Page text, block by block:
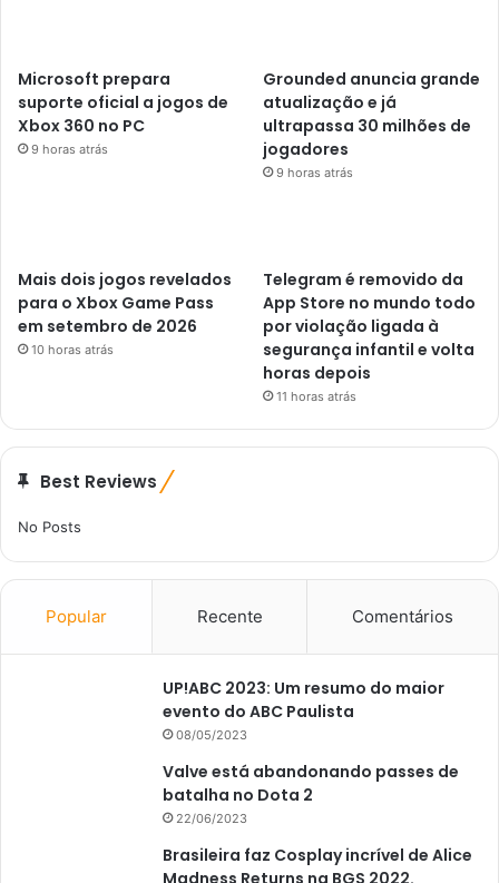
Microsoft prepara
suporte oficial a jogos de
Xbox 360 no PC
9 horas atrás
Grounded anuncia grande
atualização e já
ultrapassa 30 milhões de
jogadores
9 horas atrás
Mais dois jogos revelados
para o Xbox Game Pass
em setembro de 2026
10 horas atrás
Telegram é removido da
App Store no mundo todo
por violação ligada à
segurança infantil e volta
horas depois
11 horas atrás
Best Reviews
No Posts
Popular Recente Comentários
UP!ABC 2023: Um resumo do maior
evento do ABC Paulista
08/05/2023
Valve está abandonando passes de
batalha no Dota 2
22/06/2023
Brasileira faz Cosplay incrível de Alice